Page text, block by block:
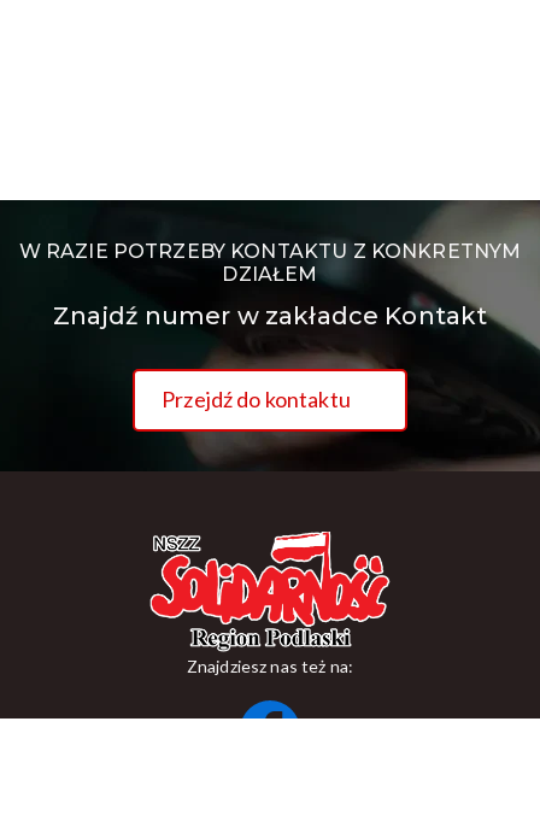
W RAZIE POTRZEBY KONTAKTU Z KONKRETNYM
DZIAŁEM
Znajdź numer w zakładce Kontakt
Przejdź do kontaktu
Znajdziesz nas też na: